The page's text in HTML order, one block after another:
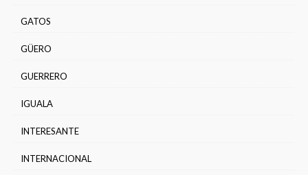
GATOS
GÜERO
GUERRERO
IGUALA
INTERESANTE
INTERNACIONAL